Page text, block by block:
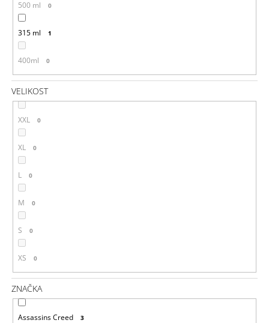
500 ml 0
315 ml 1
400ml 0
VELIKOST
XXL 0
XL 0
L 0
M 0
S 0
XS 0
ZNAČKA
Assassins Creed 3